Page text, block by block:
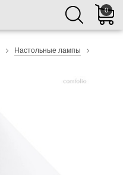
0
Настольные лампы